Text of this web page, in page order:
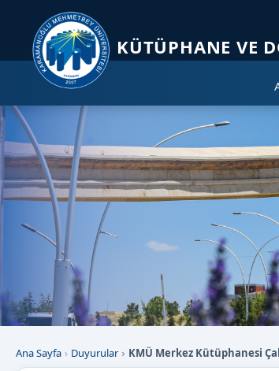
KÜTÜPHANE VE
Ana Sayfa Duyurular KMÜ Merkez Kütüphanesi